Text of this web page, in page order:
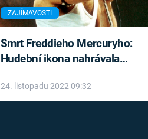
ZAJÍMAVOSTI
Smrt Freddieho Mercuryho:
Hudební ikona nahrávala
léky
24. listopadu 2022 09:32